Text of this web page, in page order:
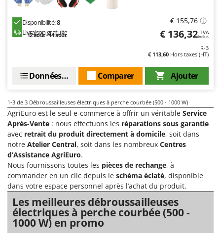
F
Fendeuses à bois
Filets pour la Récolte des olives
Fouloirs - Égrappoirs
Fours d'extérieur - intérieur pour pizza et cuisine
Fours électriques
Fraises à neige
Fraises rotatives pour tracteur
Friteuses sans huile
G
Générateurs d'air chaud
Godets à terre basculants pour tracteur
Groupes électrogènes
Comet
Cresco
Cruccolini
Dal Degan
Deca
DeWalt
Di Martino
Diavola Pro
Diesse
Docma
Dominion
Dreame
Disponibilité:8
Livraison gratuite
12 août - 14 août
€ 155,76
€ 136,32 TVA
Inclus
R-3
€ 113,60 Hors taxes (HT)
Ajouter
Comparer
Données techniques
1-3 de 3 Débroussailleuses électriques à perche courbée (500 - 1000 W)
AgriEuro est le seul e-commerce à offrir un véritable Service
Après-Vente : nous effectuons les réparations sous garantie
avec retrait du produit directement à domicile, soit dans
notre Atelier Central, soit dans les nombreux Centres
d’Assistance AgriEuro.
Nous fournissons toutes les pièces de rechange, à
commander en un clic depuis le schéma éclaté, disponible
dans votre espace personnel après l’achat du produit.
Les meilleures débroussailleuses
électriques à perche courbée (500 -
1000 W) en promo